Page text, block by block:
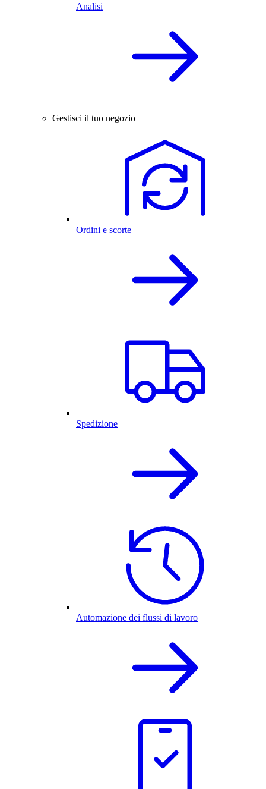
Analisi
Gestisci il tuo negozio
Ordini e scorte
Spedizione
Automazione dei flussi di lavoro